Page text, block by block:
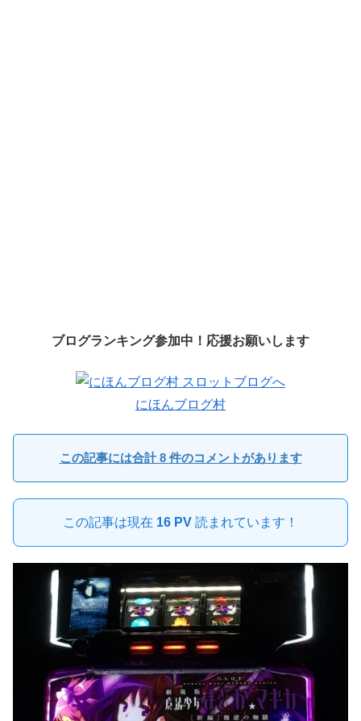
ブログランキング参加中！応援お願いします
にほんブログ村
この記事には合計 8 件のコメントがあります
この記事は現在 16 PV 読まれています！